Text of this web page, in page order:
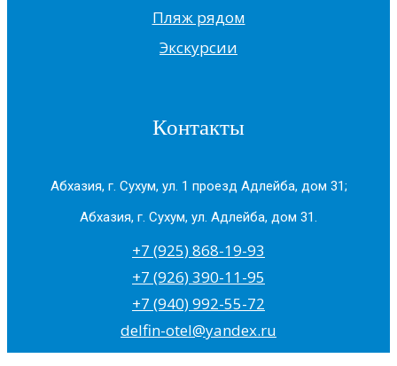
Пляж рядом
Экскурсии
Контакты
Абхазия, г. Сухум, ул. 1 проезд Адлейба, дом 31;
Абхазия, г. Сухум, ул. Адлейба, дом 31.
+7 (925) 868-19-93
+7 (926) 390-11-95
+7 (940) 992-55-72
delfin-otel@yandex.ru